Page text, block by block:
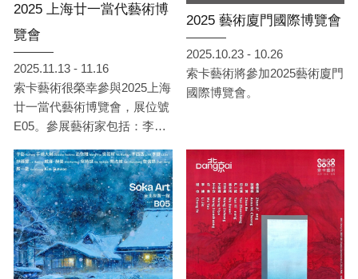
2025 上海廿一當代藝術博
覽會
2025.11.13 - 11.16
索卡藝術很榮幸參與2025上海
廿一當代藝術博覽會，展位號
E05。參展藝術家包括：李
王依雅、汪子晨、閆占城、詹
佶昂、曾健勇。展會將於11月
13日至11月16日在上海展覽中
心舉行，索卡藝術期待屆時與
您相會。
2025 藝術廈門國際博覽會
2025.10.23 - 10.26
索卡藝術將參加2025藝術廈門
國際博覽會。